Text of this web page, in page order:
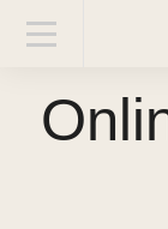
VIATO